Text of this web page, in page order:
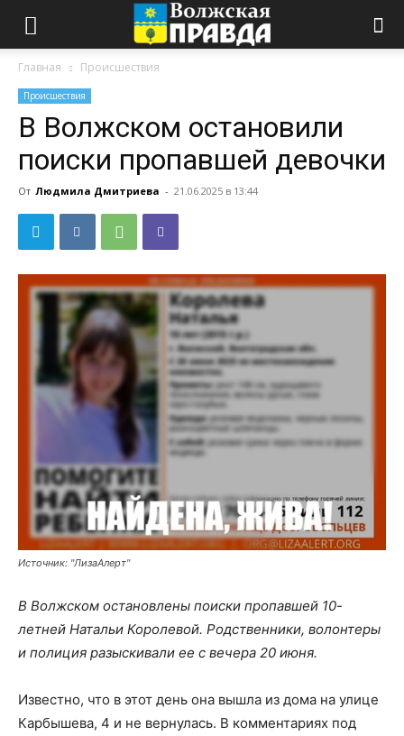
Главная Происшествия
Происшествия
В Волжском остановили
поиски пропавшей девочки
От Людмила Дмитриева - 21.06.2025 в 13:44
Источник: "ЛизаАлерт"
В Волжском остановлены поиски пропавшей 10-
летней Натальи Королевой. Родственники, волонтеры
и полиция разыскивали ее с вечера 20 июня.
Известно, что в этот день она вышла из дома на улице
Карбышева, 4 и не вернулась. В комментариях под